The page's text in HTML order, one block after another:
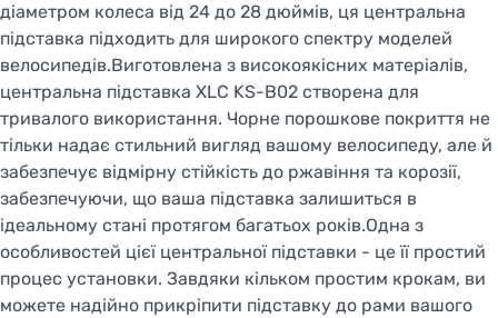
діаметром колеса від 24 до 28 дюймів, ця центральна
підставка підходить для широкого спектру моделей
велосипедів.Виготовлена з високоякісних матеріалів,
центральна підставка XLC KS-B02 створена для
тривалого використання. Чорне порошкове покриття не
тільки надає стильний вигляд вашому велосипеду, але й
забезпечує відмірну стійкість до ржавіння та корозії,
забезпечуючи, що ваша підставка залишиться в
ідеальному стані протягом багатьох років.Одна з
особливостей цієї центральної підставки - це її простий
процес установки. Завдяки кільком простим крокам, ви
можете надійно прикріпити підставку до рами вашого
SWITCH TO FACEBIKE.NL
STAY ON FACEBIKE.UA